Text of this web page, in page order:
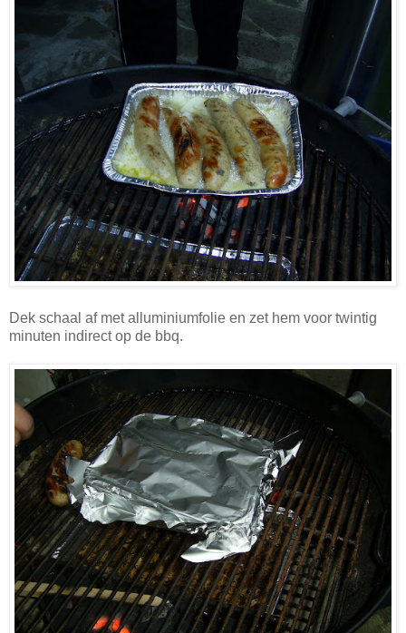
Dek schaal af met alluminiumfolie en zet hem voor twintig
minuten indirect op de bbq.